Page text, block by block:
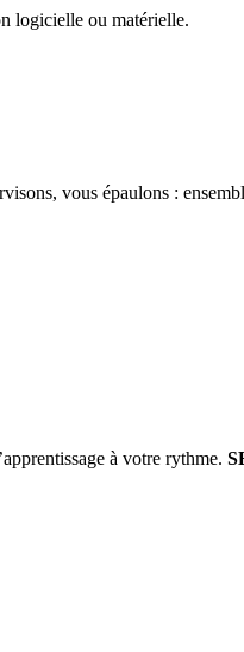
logicielle ou matérielle.
vous épaulons :
à votre rythme.